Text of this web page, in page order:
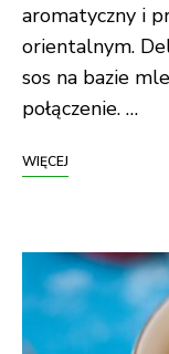
aromatyczny i
orientalnym.
sos na bazie
połączenie. …
WIĘCEJ